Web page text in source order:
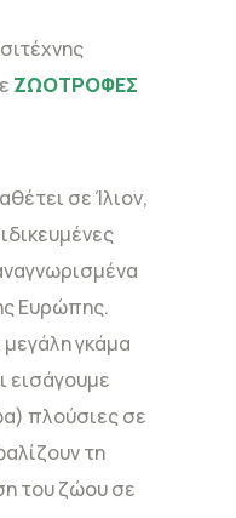
ΖΩΟΤΡΟΦΕΣ
σε Ίλιον,
Ευρώπης.
γκάμα
εισάγουμε
πλούσιες σε
τη
του ζώου σε